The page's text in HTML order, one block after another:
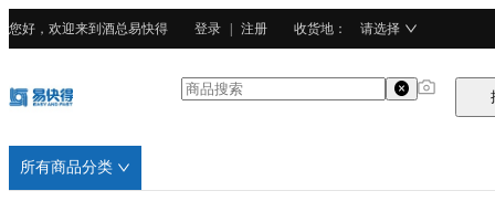
您好，欢迎来到酒总易快得 登录 注册 收货地 ： 请选择
所有商品分类